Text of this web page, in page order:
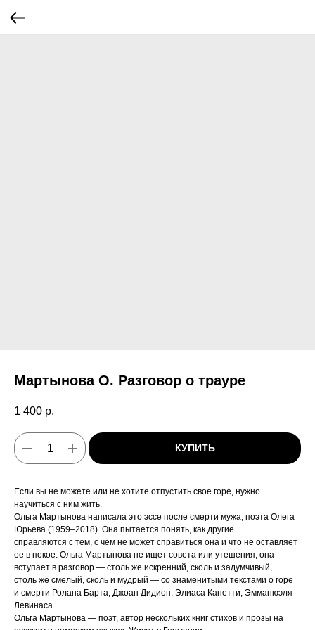
Мартынова О. Разговор о трауре
1 400 р.
КУПИТЬ
Если вы не можете или не хотите отпустить свое горе, нужно
научиться с ним жить.
Ольга Мартынова написала это эссе после смерти мужа, поэта Олега
Юрьева (1959–2018). Она пытается понять, как другие
справляются с тем, с чем не может справиться она и что не оставляет
ее в покое. Ольга Мартынова не ищет совета или утешения, она
вступает в разговор — столь же искренний, сколь и задумчивый,
столь же смелый, сколь и мудрый — со знаменитыми текстами о горе
и смерти Ролана Барта, Джоан Дидион, Элиаса Канетти, Эмманюэля
Левинаса.
Ольга Мартынова — поэт, автор нескольких книг стихов и прозы на